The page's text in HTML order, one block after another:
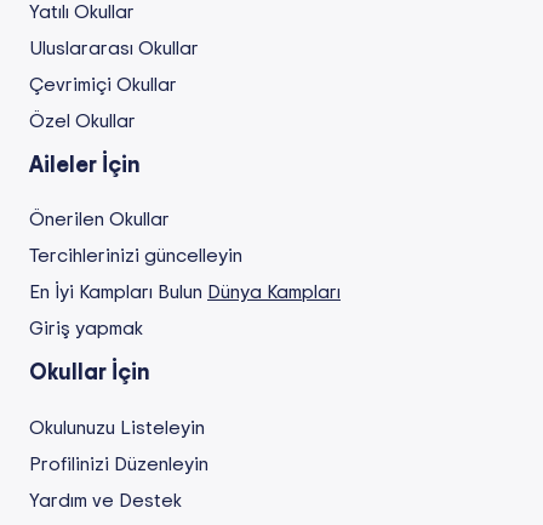
Yatılı Okullar
Uluslararası Okullar
Çevrimiçi Okullar
Özel Okullar
Aileler İçin
Önerilen Okullar
Tercihlerinizi güncelleyin
En İyi Kampları Bulun Dünya Kampları
Giriş yapmak
Okullar İçin
Okulunuzu Listeleyin
Profilinizi Düzenleyin
Yardım ve Destek